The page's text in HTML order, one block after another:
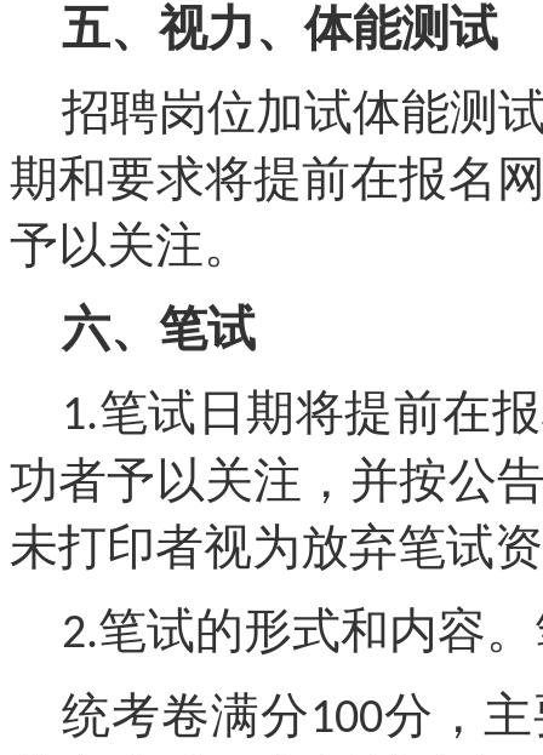
五、 视力、体能测试
招聘岗位加试体能测
期和要求将提前在报名
予以关注。
六、笔试
1.笔试日期将提前在
功者予以关注，并按公
未打印者视为放弃笔试
2.笔试的形式和内容
统考卷满分100分，